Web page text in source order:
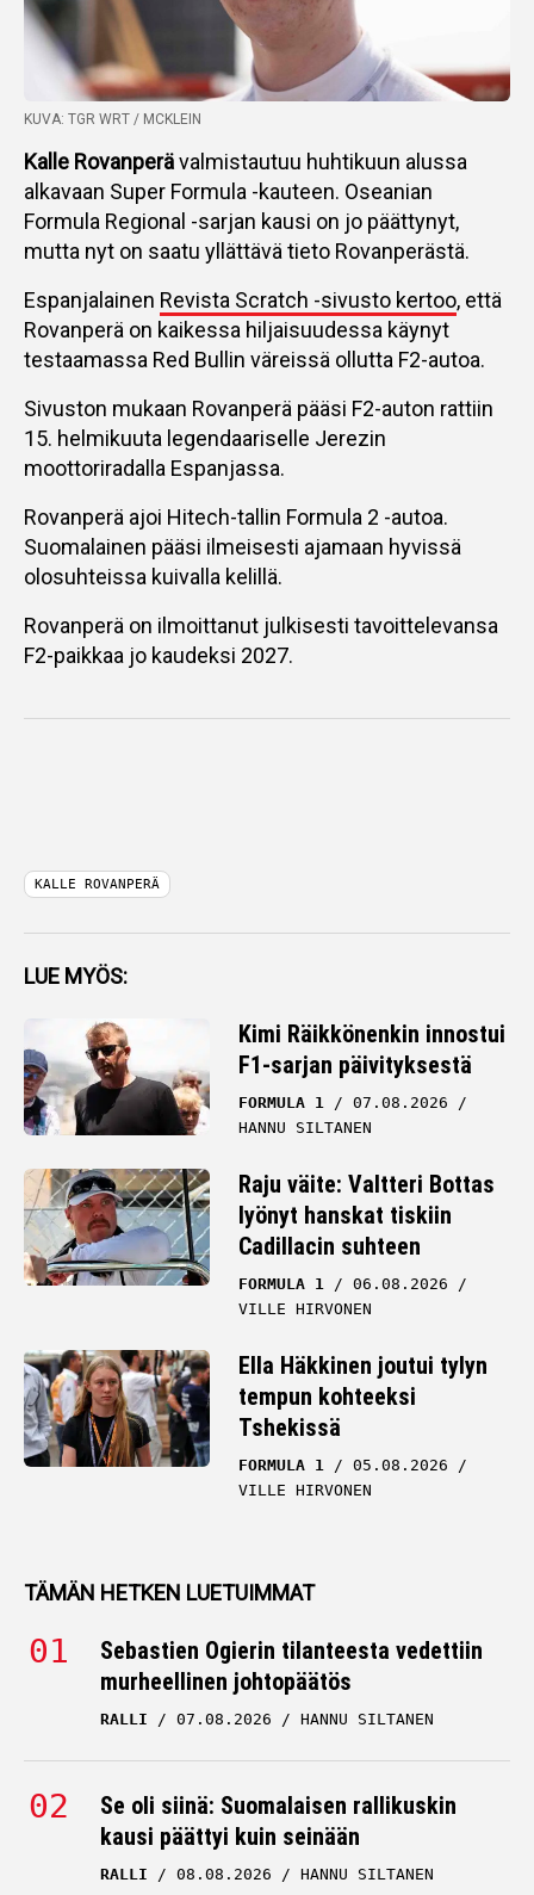
KUVA: TGR WRT / MCKLEIN
Kalle Rovanperävalmistautuu huhtikuun alussa
alkavaan Super Formula -kauteen. Oseanian
Formula Regional -sarjan kausi on jo päättynyt,
mutta nyt on saatu yllättävä tieto Rovanperästä.
Espanjalainen Revista Scratch -sivusto kertoo, että
Rovanperä on kaikessa hiljaisuudessa käynyt
testaamassa Red Bullin väreissä ollutta F2-autoa.
Sivuston mukaan Rovanperä pääsi F2-auton rattiin
15. helmikuuta legendaariselle Jerezin
moottoriradalla Espanjassa.
Rovanperä ajoi Hitech-tallin Formula 2 -autoa.
Suomalainen pääsi ilmeisesti ajamaan hyvissä
olosuhteissa kuivalla kelillä.
Rovanperä on ilmoittanut julkisesti tavoittelevansa
F2-paikkaa jo kaudeksi 2027.
KALLE ROVANPERÄ
LUE MYÖS:
Kimi Räikkönenkin innostui
F1-sarjan päivityksestä
FORMULA 1
07.08.2026
HANNU SILTANEN
Raju väite: Valtteri Bottas
lyönyt hanskat tiskiin
Cadillacin suhteen
FORMULA 1
06.08.2026
VILLE HIRVONEN
Ella Häkkinen joutui tylyn
tempun kohteeksi
Tshekissä
FORMULA 1
05.08.2026
VILLE HIRVONEN
TÄMÄN HETKEN LUETUIMMAT
Sebastien Ogierin tilanteesta vedettiin
murheellinen johtopäätös
RALLI 07.08.2026 HANNU SILTANEN
Se oli siinä: Suomalaisen rallikuskin
kausi päättyi kuin seinään
RALLI 08.08.2026 HANNU SILTANEN